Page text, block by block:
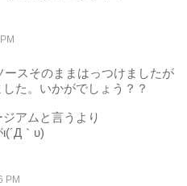
ースそのままはっつけましたが
た。いかがでしょう？？
アムと言うより
｀υ)
PM